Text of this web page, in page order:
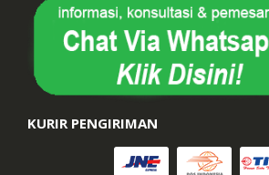
KURIR PENGIRIMAN